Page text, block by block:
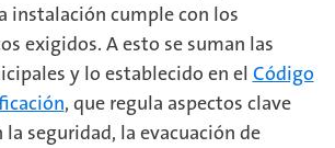
instalación cumple con los
exigidos. A esto se suman las
y lo establecido en el Código
, que regula aspectos clave
seguridad, la evacuación de